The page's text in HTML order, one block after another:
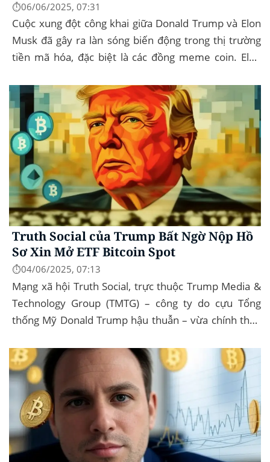
⏱️06/06/2025, 07:31
Cuộc xung đột công khai giữa Donald Trump và Elon
Musk đã gây ra làn sóng biến động trong thị trường
tiền mã hóa, đặc biệt là các đồng meme coin. Elon
Government...
Truth Social của Trump Bất Ngờ Nộp Hồ
Sơ Xin Mở ETF Bitcoin Spot
⏱️04/06/2025, 07:13
Mạng xã hội Truth Social, trực thuộc Trump Media &
Technology Group (TMTG) – công ty do cựu Tổng
thống Mỹ Donald Trump hậu thuẫn – vừa chính thức